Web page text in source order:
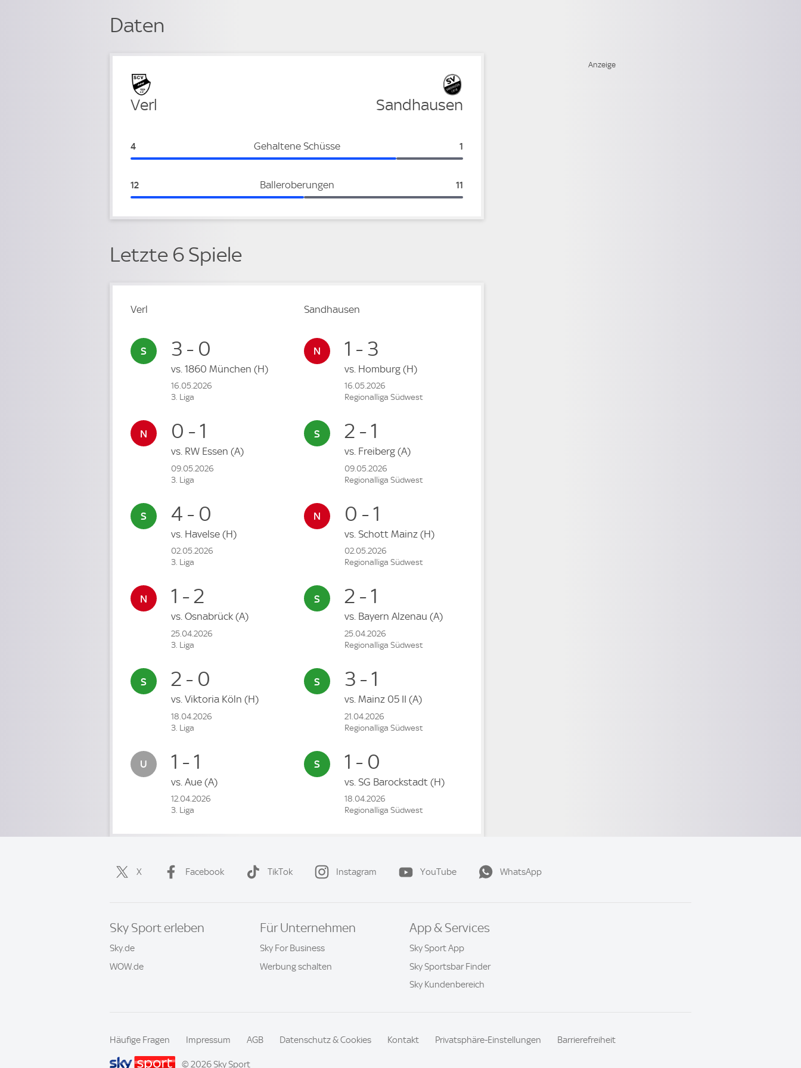
Daten
Verteidigung
Verl Sandhausen
Gehaltene Schüsse
Verl:
4 Sandhausen:
1
Balleroberungen
Verl:
12 Sandhausen:
11
Letzte 6 Spiele
Verl
3 - 0
vs. 1860 München (H)
16.05.2026
3. Liga
0 - 1
vs. RW Essen (A)
09.05.2026
3. Liga
4 - 0
vs. Havelse (H)
02.05.2026
3. Liga
1 - 2
vs. Osnabrück (A)
25.04.2026
3. Liga
2 - 0
vs. Viktoria Köln (H)
18.04.2026
3. Liga
1 - 1
vs. Aue (A)
12.04.2026
3. Liga
Sandhausen
1 - 3
vs. Homburg (H)
16.05.2026
Regionalliga Südwest
2 - 1
vs. Freiberg (A)
09.05.2026
Regionalliga Südwest
0 - 1
vs. Schott Mainz (H)
02.05.2026
Regionalliga Südwest
2 - 1
vs. Bayern Alzenau (A)
25.04.2026
Regionalliga Südwest
3 - 1
vs. Mainz 05 II (A)
21.04.2026
Regionalliga Südwest
1 - 0
vs. SG Barockstadt (H)
18.04.2026
Regionalliga Südwest
X Facebook TikTok Instagram YouTube WhatsApp
Sky Sport erleben
Sky.de
WOW.de
Für Unternehmen
Sky For Business
Werbung schalten
App & Services
Sky Sport App
Sky Sportsbar Finder
Sky Kundenbereich
Häufige Fragen Impressum AGB Datenschutz & Cookies Kontakt Privatsphäre-Einstellungen Barrierefreiheit
© 2026 Sky Sport